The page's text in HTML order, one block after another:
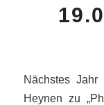
Nächstes
Heynen zu